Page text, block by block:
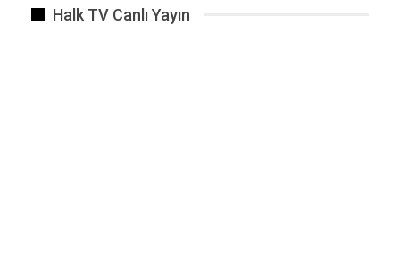
belirtiliyor.
Halk TV Canlı Yayın